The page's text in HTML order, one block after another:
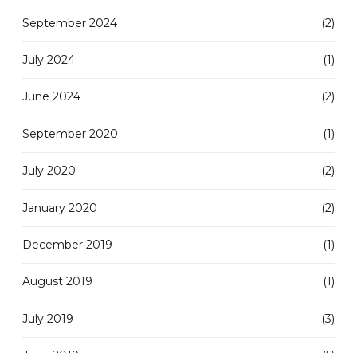
September 2024 (2)
July 2024 (1)
June 2024 (2)
September 2020 (1)
July 2020 (2)
January 2020 (2)
December 2019 (1)
August 2019 (1)
July 2019 (3)